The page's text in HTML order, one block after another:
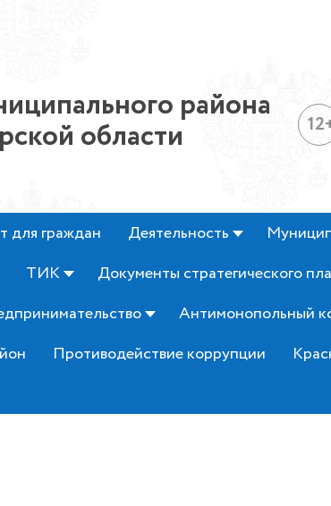
района
области
для граждан Деятельность
ТИК
Документы стратегического
Антимонопольный
Противодействие коррупции